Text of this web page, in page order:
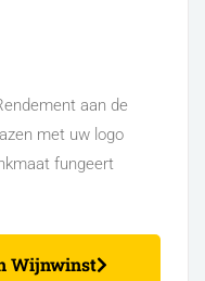
aan de
met uw logo
fungeert
Wijnwinst